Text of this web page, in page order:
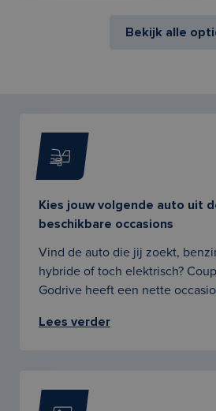
Bekijk alle
Kies jouw volgende auto uit
beschikbare occasions
Vind de auto die jij zoekt,
hybride of toch elektrisch?
Godrive heeft een nette
Lees verder